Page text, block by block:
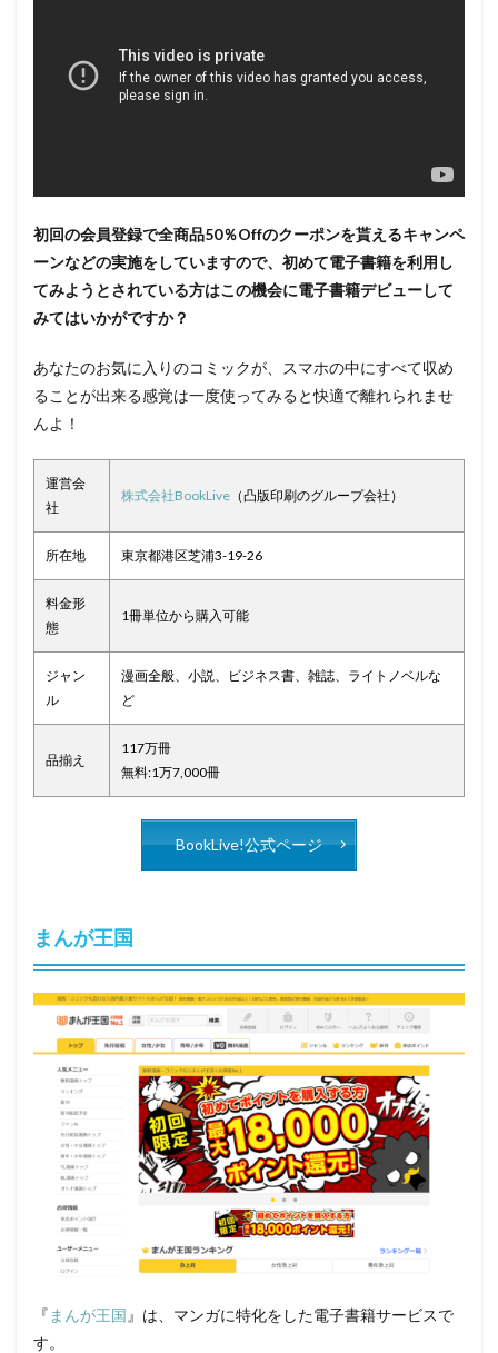
初回の会員登録で全商品50％Offのクーポンを貰えるキャンペ
ーンなどの実施をしていますので、初めて電子書籍を利用し
てみようとされている方はこの機会に電子書籍デビューして
みてはいかがですか？
あなたのお気に入りのコミックが、スマホの中にすべて収め
ることが出来る感覚は一度使ってみると快適で離れられませ
んよ！
運営会
社
株式会社BookLive （凸版印刷のグループ会社）
所在地 東京都港区芝浦3-19-26
料金形
態
1冊単位から購入可能
ジャン
ル
漫画全般、小説、ビジネス書、雑誌、ライトノベルな
ど
品揃え
117万冊
無料:1万7,000冊
BookLive!公式ページ
まんが王国
『 まんが王国 』は、マンガに特化をした電子書籍サービスで
す。